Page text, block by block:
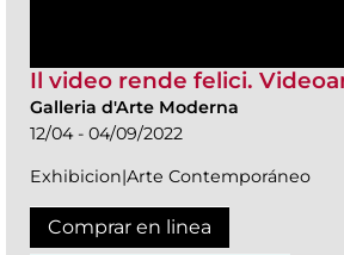
Il video rende felici.
Galleria d'Arte Moderna
12/04 - 04/09/2022
Exhibicion|Arte Contemporáneo
Comprar en linea